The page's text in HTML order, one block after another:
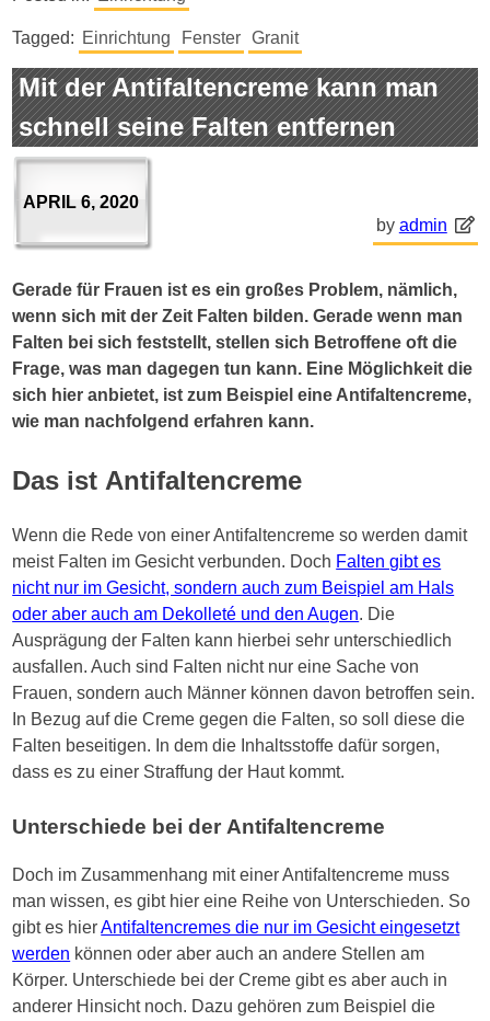
Tagged: Einrichtung Fenster Granit
Mit der Antifaltencreme kann man
schnell seine Falten entfernen
APRIL 6, 2020
by admin
Gerade für Frauen ist es ein großes Problem, nämlich,
wenn sich mit der Zeit Falten bilden. Gerade wenn man
Falten bei sich feststellt, stellen sich Betroffene oft die
Frage, was man dagegen tun kann. Eine Möglichkeit die
sich hier anbietet, ist zum Beispiel eine Antifaltencreme,
wie man nachfolgend erfahren kann.
Das ist Antifaltencreme
Wenn die Rede von einer Antifaltencreme so werden damit
meist Falten im Gesicht verbunden. Doch Falten gibt es
nicht nur im Gesicht, sondern auch zum Beispiel am Hals
oder aber auch am Dekolleté und den Augen. Die
Ausprägung der Falten kann hierbei sehr unterschiedlich
ausfallen. Auch sind Falten nicht nur eine Sache von
Frauen, sondern auch Männer können davon betroffen sein.
In Bezug auf die Creme gegen die Falten, so soll diese die
Falten beseitigen. In dem die Inhaltsstoffe dafür sorgen,
dass es zu einer Straffung der Haut kommt.
Unterschiede bei der Antifaltencreme
Doch im Zusammenhang mit einer Antifaltencreme muss
man wissen, es gibt hier eine Reihe von Unterschieden. So
gibt es hierAntifaltencremes die nur im Gesicht eingesetzt
werden können oder aber auch an andere Stellen am
Körper. Unterschiede bei der Creme gibt es aber auch in
anderer Hinsicht noch. Dazu gehören zum Beispiel die